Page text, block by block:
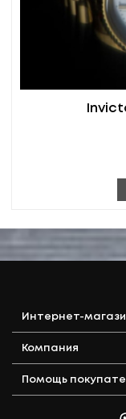
Интернет-
Компания
Помощь